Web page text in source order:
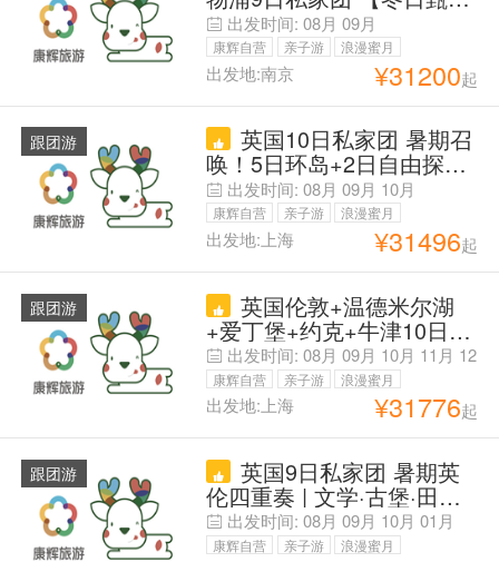
感受英伦圣诞】咨询客服<
赠大英博物馆拼团讲解2小
时> 机酒预算可调 | 全程专
车·无缝衔接 | 畅游牛剑双学
府+哈利波特取景地+爱丁
堡城堡 | 中文司机·小费全免
·4-酒店
出发时间: 08月 09月
康辉自营 亲子游
浪漫蜜月
父母安心游
出发地:南京 ¥31200起
跟团游 英国10日私家团 暑期召
唤！5日环岛+2日自由探索
【优先戳旅行管家享立减/
赠爱丁堡城堡门票】自营车
队安心游『畅游牛剑双学府
+伦敦地标+爱丁堡古城+湖
区+科茨沃英式小镇』
出发时间: 08月 09月 10月
康辉自营 亲子游
浪漫蜜月
父母安心游
出发地:上海 ¥31496起
跟团游 英国伦敦+温德米尔湖
+爱丁堡+约克+牛津10日拼
小团 拒签退】7-8座奔驰商
务车】6人精品小团+纯玩无
购物+苏格兰高地+格拉斯
哥+达西庄园+牛津+剑桥
+全程四星酒店】送大英博
物馆深度中文讲解【提前90
天预定/人】
出发时间: 08月 09月 10月 11月 12
月康辉自营 亲子游
浪漫蜜月
父母安心游
出发地:上海 ¥31776起
跟团游 英国9日私家团 暑期英
伦四重奏 | 文学·古堡·田园·
足球一网打尽『咨询客服享
立减，按您的预算做方案，
出发时间: 08月 09月 10月 01月
康辉自营 亲子游
浪漫蜜月